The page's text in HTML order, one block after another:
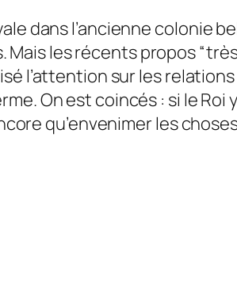
dans l’ancienne colonie
les récents propos
l’attention sur les
On est coincés : si le
qu’envenimer les